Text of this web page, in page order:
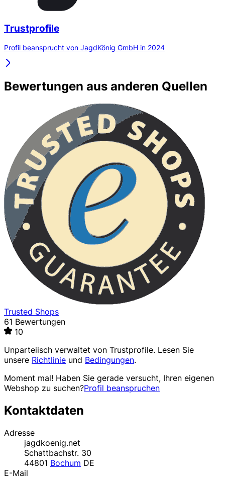
Trustprofile
Profil beansprucht von JagdKönig GmbH in 2024
Bewertungen aus anderen Quellen
Trusted Shops
61 Bewertungen
10
Unparteiisch verwaltet von Trustprofile. Lesen Sie
unsere Richtlinie und Bedingungen.
Moment mal! Haben Sie gerade versucht, Ihren eigenen
Webshop zu suchen?Profil beanspruchen
Kontaktdaten
Adresse
jagdkoenig.net
Schattbachstr. 30
44801 Bochum DE
E-Mail